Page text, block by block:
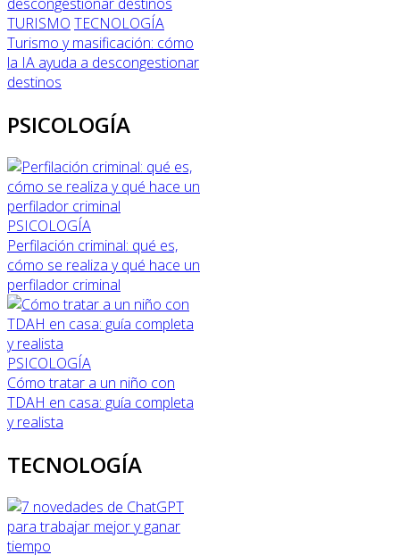
TURISMO TECNOLOGÍA
Turismo y masificación: cómo
la IA ayuda a descongestionar
destinos
PSICOLOGÍA
PSICOLOGÍA
Perfilación criminal: qué es,
cómo se realiza y qué hace un
perfilador criminal
PSICOLOGÍA
Cómo tratar a un niño con
TDAH en casa: guía completa
y realista
TECNOLOGÍA